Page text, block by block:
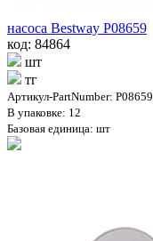
насоса Bestway P08659
код: 84864
шт
тг
Артикул-PartNumber: P08659
В упаковке: 12
Базовая единица: шт